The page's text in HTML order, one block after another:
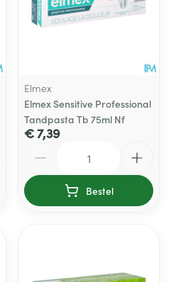
Elmex
Elmex Sensitive Professional
Tandpasta Tb 75ml Nf
€ 7,39
Bestel